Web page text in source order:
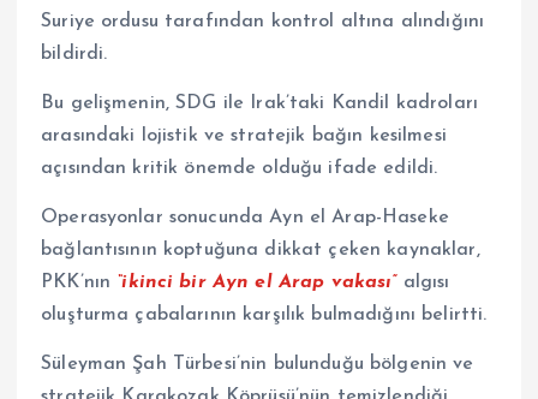
Suriye ordusu tarafından kontrol altına alındığını
bildirdi.
Bu gelişmenin, SDG ile Irak’taki Kandil kadroları
arasındaki lojistik ve stratejik bağın kesilmesi
açısından kritik önemde olduğu ifade edildi.
Operasyonlar sonucunda Ayn el Arap-Haseke
bağlantısının koptuğuna dikkat çeken kaynaklar,
PKK’nın “ikinci bir Ayn el Arap vakası”algısı
oluşturma çabalarının karşılık bulmadığını belirtti.
Süleyman Şah Türbesi’nin bulunduğu bölgenin ve